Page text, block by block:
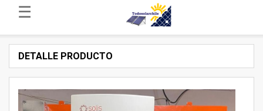
☰
DETALLE PRODUCTO